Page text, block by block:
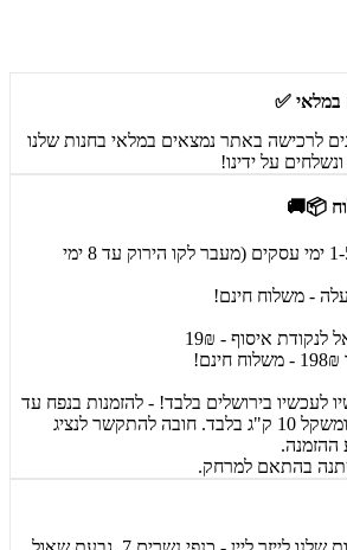
במלאי ✅
לרכישה באתר נמצאים במלאי בחנות שלנו
על ידינו!
📦🚚
משלוח עד הבית 1-5 ימי עסקים (מעבר לקו הירוק עד 8 ימי
איסוף - 19₪
לעכשיו בירושלים בלבד! - להזמנות בנפח עד
40X40X40 ס"מ ומשקל 10 ק"ג בלבד. חובה להתקשר לנציג
ההזמנה.
בהתאם למרחק.